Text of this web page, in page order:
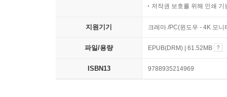
저작권 보호를 위해 인쇄 기
지원기기 크레마 /PC(윈도우 - 4K 모
파일/용량 EPUB(DRM) | 61.52MB
ISBN13 9788935214969